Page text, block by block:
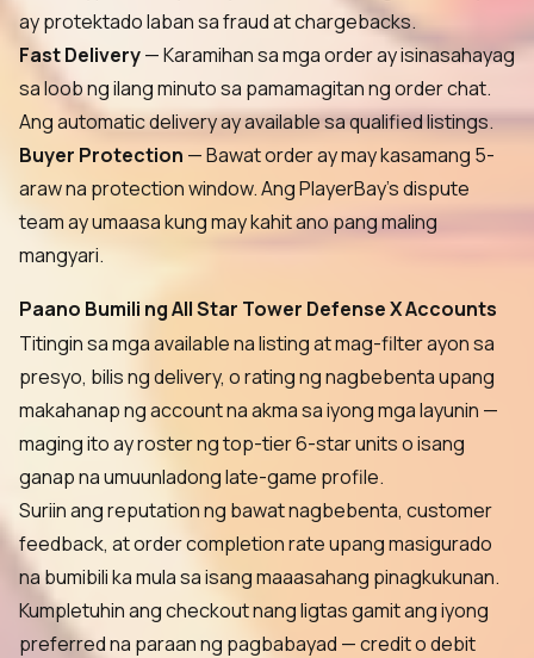
ay protektado laban sa fraud at chargebacks.
Fast Delivery— Karamihan sa mga order ay isinasahayag
sa loob ng ilang minuto sa pamamagitan ng order chat.
Ang automatic delivery ay available sa qualified listings.
Buyer Protection — Bawat order ay may kasamang 5-
araw na protection window. Ang PlayerBay's dispute
team ay umaasa kung may kahit ano pang maling
mangyari.
Paano Bumili ng All Star Tower Defense X Accounts
Titingin sa mga available na listing at mag-filter ayon sa
presyo, bilis ng delivery, o rating ng nagbebenta upang
makahanap ng account na akma sa iyong mga layunin —
maging ito ay roster ng top-tier 6-star units o isang
ganap na umuunladong late-game profile.
Suriin ang reputation ng bawat nagbebenta, customer
feedback, at order completion rate upang masigurado
na bumibili ka mula sa isang maaasahang pinagkukunan.
Kumpletuhin ang checkout nang ligtas gamit ang iyong
preferred na paraan ng pagbabayad — credit o debit